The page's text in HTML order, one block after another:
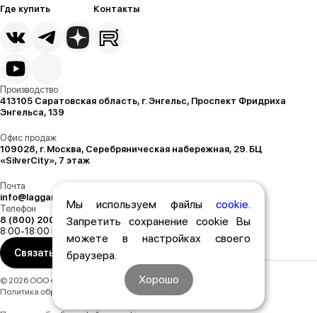
Где купить Контакты
Производство
413105 Саратовская область, г. Энгельс, Проспект Фридриха
Энгельса, 139
Офис продаж
109028, г. Москва, Серебряническая набережная, 29. БЦ
«SilverCity», 7 этаж
Почта
info@laggartt.ru
Телефон
8 (800) 200-02-03
8:00-18:00 по МСК
Связаться с нами
© 2026 ООО «Термотехника Энгельс». Все права защищены.
Политика обработки персональных данных
Мы используем файлы cookie.
Запретить сохранение cookie Вы
можете в настройках своего
браузера.
Хорошо